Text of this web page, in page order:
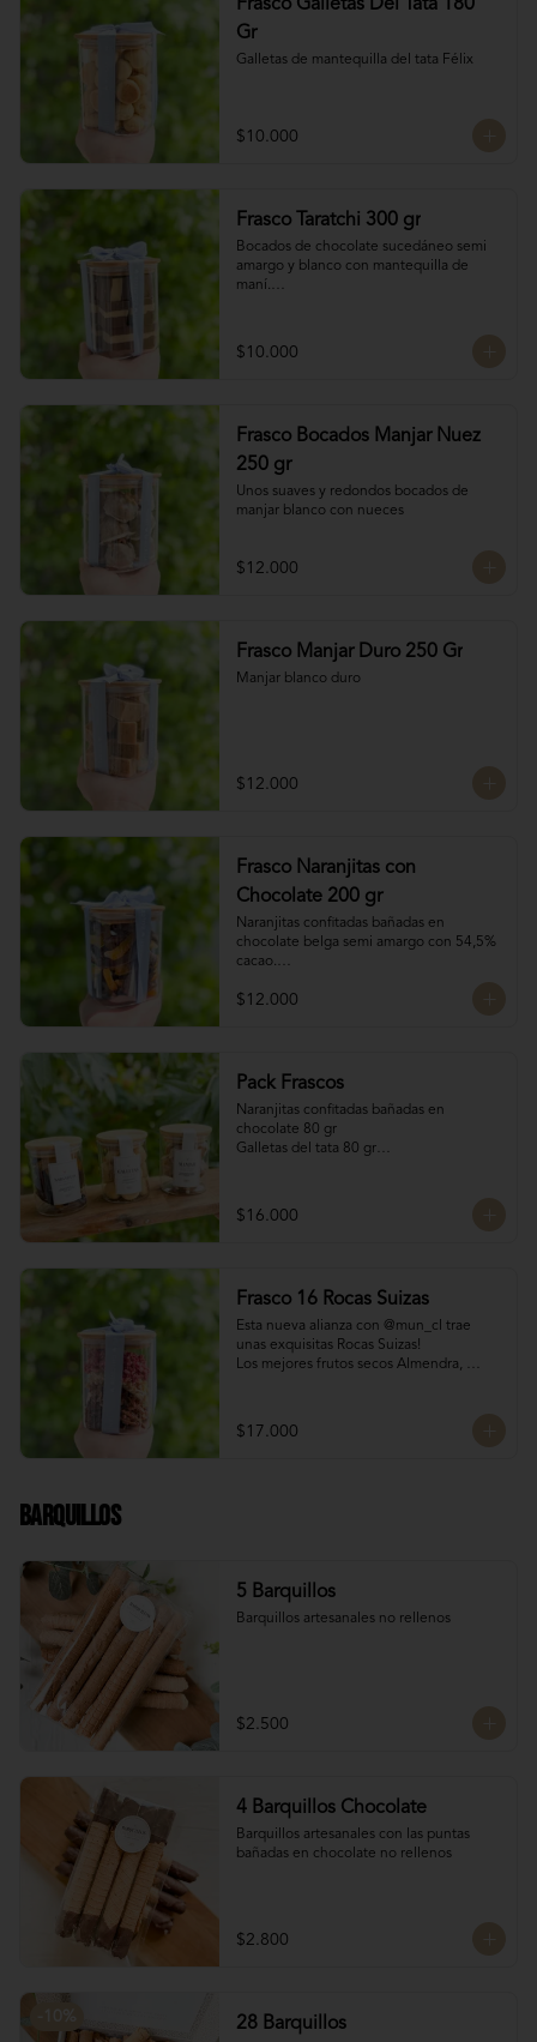
Chocolate de leche
Chocolate Blanco
Frasco Galletas Del Tata 180
Gr
Galletas de mantequilla del tata Félix
$10.000
Frasco Taratchi 300 gr
Bocados de chocolate sucedáneo semi
amargo y blanco con mantequilla de
maní.
$10.000
Frasco Bocados Manjar Nuez
250 gr
Unos suaves y redondos bocados de
manjar blanco con nueces
$12.000
Frasco Manjar Duro 250 Gr
Manjar blanco duro
$12.000
Frasco Naranjitas con
Chocolate 200 gr
Naranjitas confitadas bañadas en
chocolate belga semi amargo con 54,5%
cacao.
$12.000
Pack Frascos
Naranjitas confitadas bañadas en
chocolate 80 gr
Galletas del tata 80 gr
$16.000
Frasco 16 Rocas Suizas
Esta nueva alianza con @mun_cl trae
unas exquisitas Rocas Suizas!
Los mejores frutos secos Almendra,
4 tipos de chocolate
Chocolate Bitter
$17.000
Barquillos
5 Barquillos
Barquillos artesanales no rellenos
$2.500
4 Barquillos Chocolate
Barquillos artesanales con las puntas
bañadas en chocolate no rellenos
$2.800
28 Barquillos